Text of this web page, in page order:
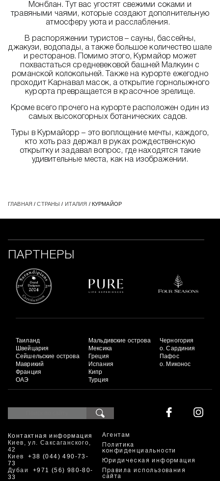
Монблан. Тут вас угостят свежими соками и
травяными чаями, которые создают дополнительную
атмосферу уюта и расслабления.
В распоряжении туристов – сауны, бассейны,
джакузи, водопады, а также большое количество шале
и ресторанов. Помимо этого, Курмайор может
похвастаться средневековой башней Малкуин с
романской колокольней. Также на курорте ежегодно
проходит Карнавал масок, а открытие горнолыжного
курорта превращается в красочное зрелище.
Кроме всего прочего на курорте расположен один из
самых высокогорных ботанических садов.
Туры в Курмайорр – это воплощение мечты, каждого,
кто хоть раз держал в руках рождественскую
открытку и задавал вопрос, где находятся такие
удивительные места, как на изображении.
ГЛАВНАЯ /СТРАНЫ / ИТАЛИЯ / КУРМАЙОР
ПАРТНЕРЫ
Таиланд
Швейцария
Сейшельские острова
Маврикий
Франция
ОАЭ
Мальдивские острова
Мексика
Греция
Испания
Кипр
Турция
Черногория
о. Сардиния
Пафос
о. Миконос
Контактная информация
Киев, ул. Саксаганского,
42
Киев+38 (044) 490-73-
73
Дубаи +971 (56) 980-80-
33
Агентам
Политика
конфиденциальности
Юридическая информация
Правила использования
сайта